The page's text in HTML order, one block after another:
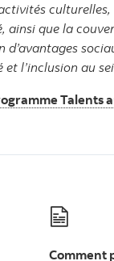
ainsi que la
d’avantages
et l’inclusion au
Talents
Comment